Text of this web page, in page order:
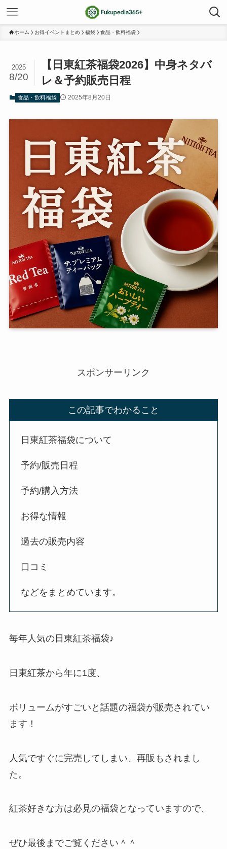
ホーム お得イベントまとめ 福袋 食品・飲料福袋
【日東紅茶福袋2026】中身ネタバ
レ＆予約販売日程
2025
8/20
食品・飲料福袋 2025年8月20日
スポンサーリンク
この記事でわかること
日東紅茶福袋について
予約/販売日程
予約/購入方法
お得な情報
過去の販売内容
口コミ
などをまとめています。
毎年人気の日東紅茶福袋♪
日東紅茶から年に1度、
ボリュームがすごいと話題の福袋が販売されてい
ます！
人気ですぐに完売してしまい、再販もされまし
た。
紅茶好きな方は必見の福袋となっていますので、
ぜひ最後までご覧ください＾＾